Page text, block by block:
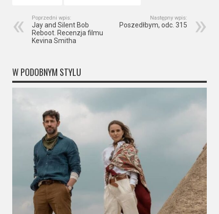
Poprzedni wpis:
Jay and Silent Bob
Reboot. Recenzja filmu
Kevina Smitha
Następny wpis:
Poszedłbym, odc. 315
W PODOBNYM STYLU